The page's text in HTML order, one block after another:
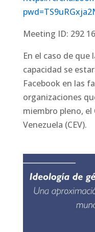
Meeting ID: 292
En el caso de que
capacidad se
Facebook en las
organizaciones
miembro pleno, el
Venezuela (CEV).